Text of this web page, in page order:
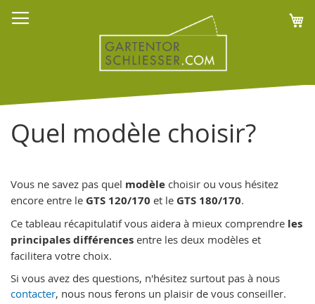
au
Quel modèle choisir?
Vous ne savez pas quel modèle choisir ou vous hésitez
encore entre le GTS 120/170 et le GTS 180/170.
Ce tableau récapitulatif vous aidera à mieux comprendre les
principales différences entre les deux modèles et
facilitera votre choix.
Si vous avez des questions, n'hésitez surtout pas à nous
contacter, nous nous ferons un plaisir de vous conseiller.